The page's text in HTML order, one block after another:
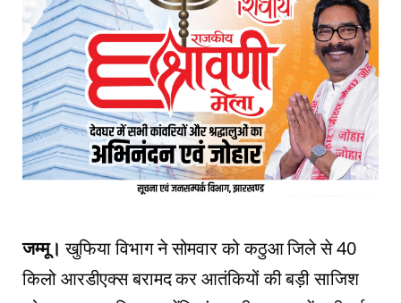
जम्मू। खुफिया विभाग ने सोमवार को कठुआ जिले से 40
किलो आरडीएक्स बरामद कर आतंकियों की बड़ी साजिश